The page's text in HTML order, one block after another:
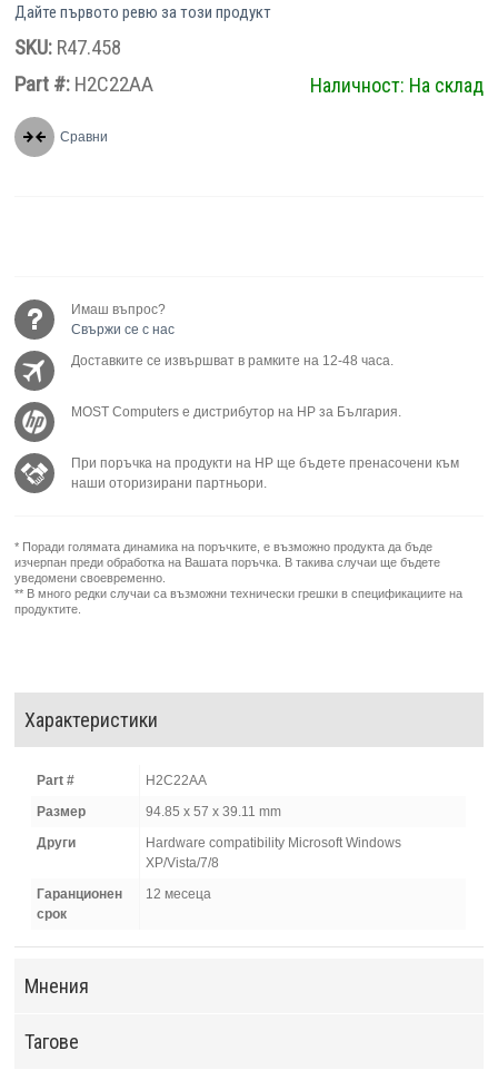
Дайте първото ревю за този продукт
SKU: R47.458
Part #: H2C22AA Наличност: На склад
Сравни
Имаш въпрос?
Свържи се с нас
Доставките се извършват в рамките на 12-48 часа.
MOST Computers е дистрибутор на HP за България.
При поръчка на продукти на HP ще бъдете пренасочени към
наши оторизирани партньори.
* Поради голямата динамика на поръчките, е възможно продукта да бъде
изчерпан преди обработка на Вашата поръчка. В такива случаи ще бъдете
уведомени своевременно.
** В много редки случаи са възможни технически грешки в спецификациите на
продуктите.
Характеристики
Part #
H2C22AA
Размер
94.85 x 57 x 39.11 mm
Други
Hardware compatibility Microsoft Windows
XP/Vista/7/8
Гаранционен
срок
12 месеца
Мнения
Тагове